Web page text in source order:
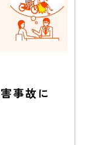
てきた自転
事故に